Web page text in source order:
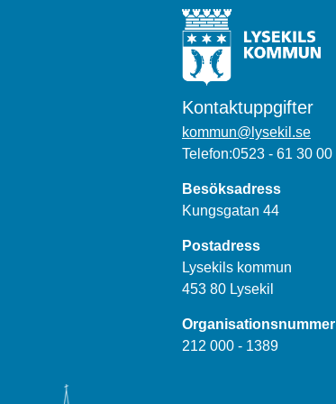
Kontaktuppgifter
kommun@lysekil.se
Telefon:0523 - 61 30 00
Besöksadress
Kungsgatan 44
Postadress
Lysekils kommun
453 80 Lysekil
Organisationsnummer
212 000 - 1389